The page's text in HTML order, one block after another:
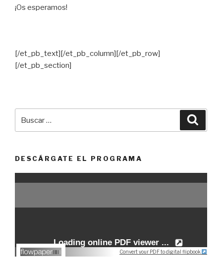
¡Os esperamos!
[/et_pb_text][/et_pb_column][/et_pb_row]
[/et_pb_section]
por:
DESCÁRGATE EL PROGRAMA
Convert your PDF to digital flipbook